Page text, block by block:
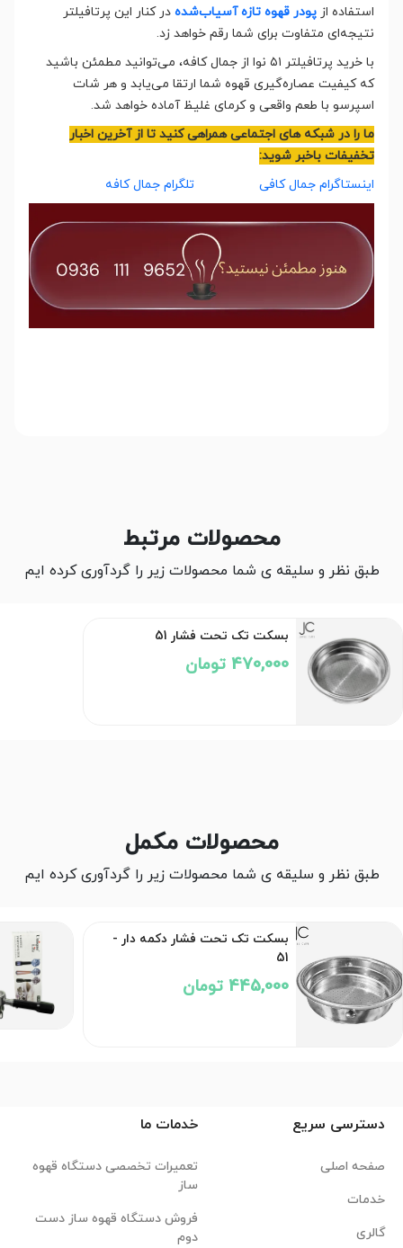
استفاده از پودر قهوه تازه آسیاب‌شده در کنار این پرتافیلتر
نتیجه‌ای متفاوت برای شما رقم خواهد زد.
با خرید پرتافیلتر ۵۱ نوا از جمال کافه، می‌توانید مطمئن باشید
که کیفیت عصاره‌گیری قهوه شما ارتقا می‌یابد و هر شات
اسپرسو با طعم واقعی و کرمای غلیظ آماده خواهد شد.
ما را در شبکه های اجتماعی همراهی کنید تا از آخرین اخبار
تخفیفات باخبر شوید:
اینستاگرام جمال کافی
تلگرام جمال کافه
محصولات مرتبط
طبق نظر و سلیقه ی شما محصولات زیر را گردآوری کرده ایم
بسکت تک تحت فشار 51
470,000 تومان
محصولات مکمل
طبق نظر و سلیقه ی شما محصولات زیر را گردآوری کرده ایم
بسکت تک تحت فشار دکمه دار -
51
445,000 تومان
دسترسی سریع
صفحه اصلی
خدمات
گالری
خدمات ما
تعمیرات تخصصی دستگاه قهوه
ساز
فروش دستگاه قهوه ساز دست
دوم